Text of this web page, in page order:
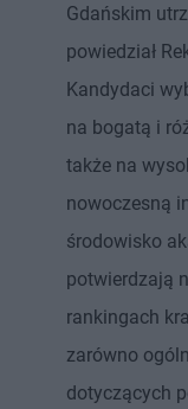
Gdańskim
powiedział
Kandydaci
na bogatą i
także na
nowoczesną
środowisko
potwierdzają
rankingach
zarówno
dotyczących